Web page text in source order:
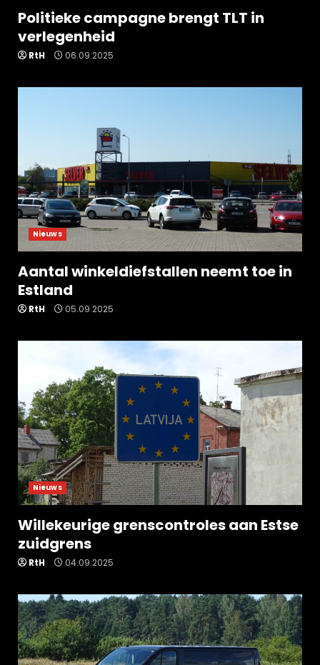
Politieke campagne brengt TLT in
verlegenheid
RtH 06.09.2025
Nieuws
Aantal winkeldiefstallen neemt toe in
Estland
RtH 05.09.2025
Nieuws
Willekeurige grenscontroles aan Estse
zuidgrens
RtH 04.09.2025